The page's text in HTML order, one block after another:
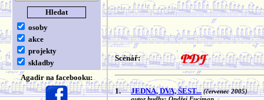
osoby
akce
projekty
skladby
Agadir na facebooku:
Scénář:
1. JEDNA, DVA, ŠEST... (červenec 2005)